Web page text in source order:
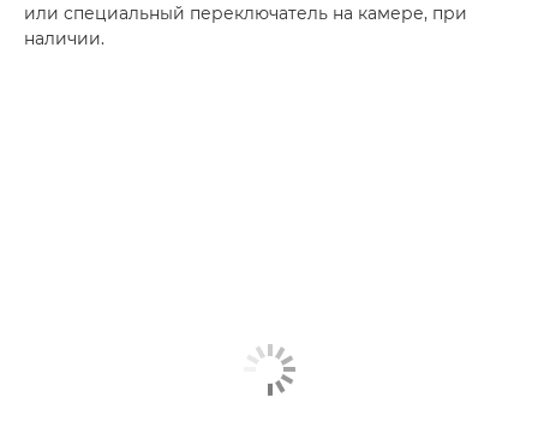
или специальный переключатель на камере, при
наличии.